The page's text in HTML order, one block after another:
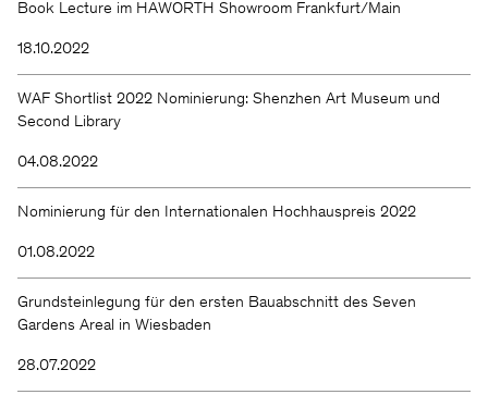
Book Lecture im HAWORTH Showroom Frankfurt/Main
18.10.2022
WAF Shortlist 2022 Nominierung: Shenzhen Art Museum und
Second Library
04.08.2022
Nominierung für den Internationalen Hochhauspreis 2022
01.08.2022
Grundsteinlegung für den ersten Bauabschnitt des Seven
Gardens Areal in Wiesbaden
28.07.2022